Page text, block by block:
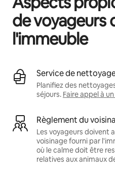
de voyageurs
l'immeuble
Service de
Planifiez des
séjours. Faire appel à
Règlement du
Les voyageurs doivent
voisinage fourni par
où le calme doit être
relatives aux animaux